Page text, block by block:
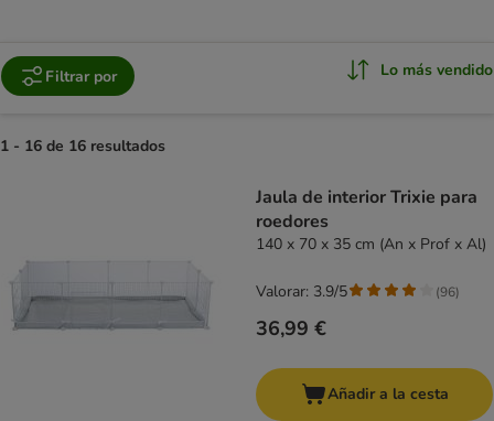
Filtrar por Lo más vendido
1 - 16 de 16 resultados
Jaula de interior Trixie para
roedores
140 x 70 x 35 cm (An x Prof x Al)
36,99 €
Valorar: 3.9/5 (96)
Añadir a la cesta